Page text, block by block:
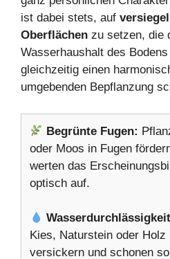
ist dabei stets, auf
Oberflächen zu setzen, die
Wasserhaushalt des
gleichzeitig einen
umgebenden Bepflanzung
Begrünte Fugen:
oder Moos in Fugen
werten das
optisch auf.
Kies, Naturstein oder
versickern und schonen